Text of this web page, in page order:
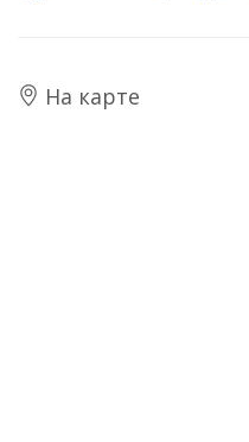
На карте